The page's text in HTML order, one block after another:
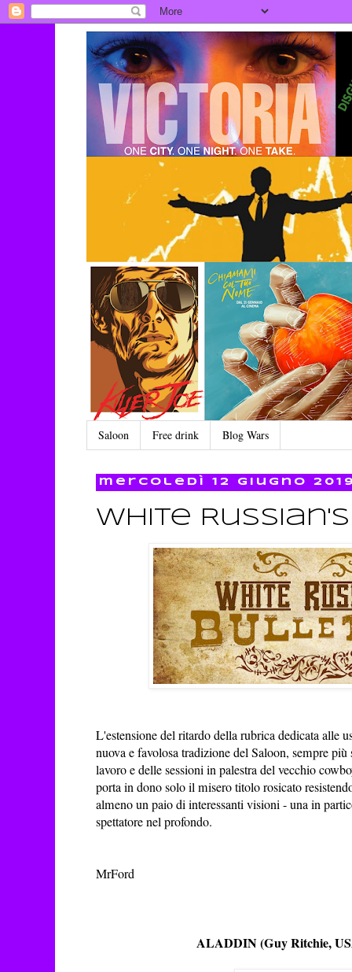
Saloon Free drink Blog Wars
mercoledì 12 giugno
White
L'estensione del ritardo della rubrica dedicata alle
nuova e favolosa tradizione del Saloon, sempre
lavoro e delle sessioni in palestra del vecchio
porta in dono solo il misero titolo rosicato
almeno un paio di interessanti visioni - una in
spettatore nel profondo.
MrFord
ALADDIN (Guy Ritchie,